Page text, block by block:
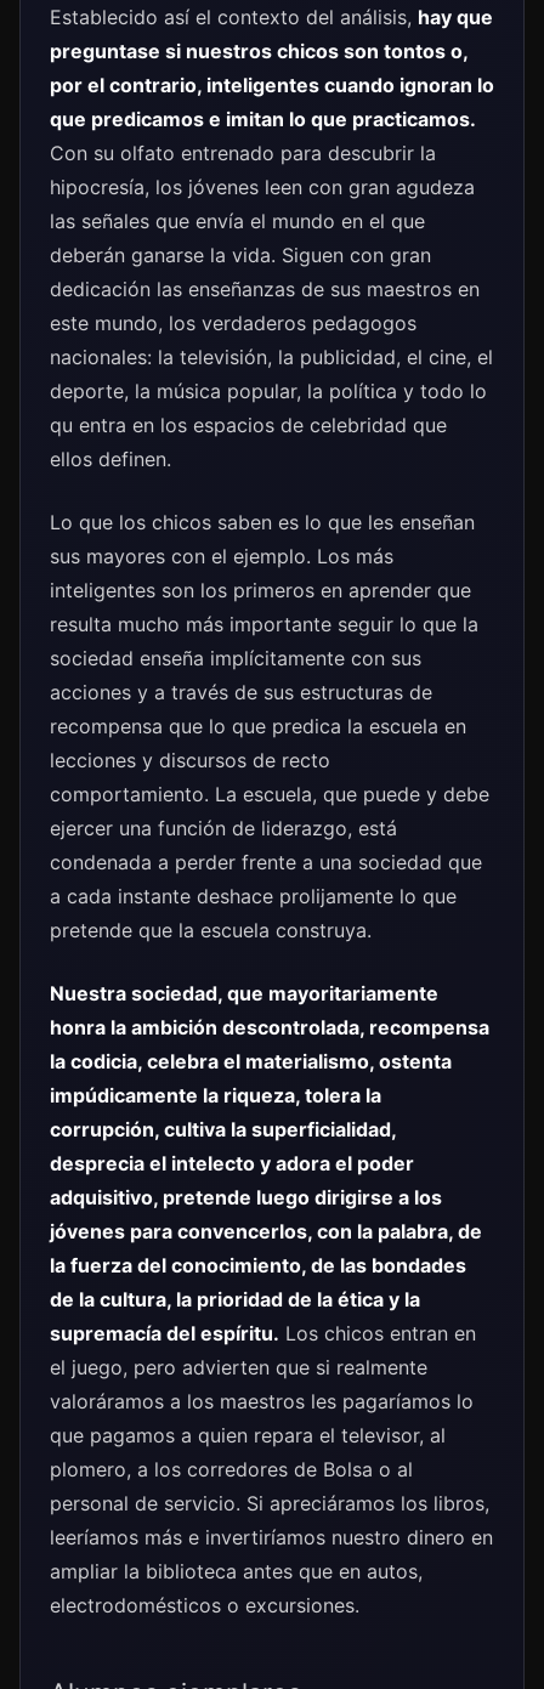
Establecido así el contexto del análisis, hay que
preguntase si nuestros chicos son tontos o,
por el contrario, inteligentes cuando ignoran lo
que predicamos e imitan lo que practicamos.
Con su olfato entrenado para descubrir la
hipocresía, los jóvenes leen con gran agudeza
las señales que envía el mundo en el que
deberán ganarse la vida. Siguen con gran
dedicación las enseñanzas de sus maestros en
este mundo, los verdaderos pedagogos
nacionales: la televisión, la publicidad, el cine, el
deporte, la música popular, la política y todo lo
qu entra en los espacios de celebridad que
ellos definen.
Lo que los chicos saben es lo que les enseñan
sus mayores con el ejemplo. Los más
inteligentes son los primeros en aprender que
resulta mucho más importante seguir lo que la
sociedad enseña implícitamente con sus
acciones y a través de sus estructuras de
recompensa que lo que predica la escuela en
lecciones y discursos de recto
comportamiento. La escuela, que puede y debe
ejercer una función de liderazgo, está
condenada a perder frente a una sociedad que
a cada instante deshace prolijamente lo que
pretende que la escuela construya.
Nuestra sociedad, que mayoritariamente
honra la ambición descontrolada, recompensa
la codicia, celebra el materialismo, ostenta
impúdicamente la riqueza, tolera la
corrupción, cultiva la superficialidad,
desprecia el intelecto y adora el poder
adquisitivo, pretende luego dirigirse a los
jóvenes para convencerlos, con la palabra, de
la fuerza del conocimiento, de las bondades
de la cultura, la prioridad de la ética y la
supremacía del espíritu. Los chicos entran en
el juego, pero advierten que si realmente
valoráramos a los maestros les pagaríamos lo
que pagamos a quien repara el televisor, al
plomero, a los corredores de Bolsa o al
personal de servicio. Si apreciáramos los libros,
leeríamos más e invertiríamos nuestro dinero en
ampliar la biblioteca antes que en autos,
electrodomésticos o excursiones.